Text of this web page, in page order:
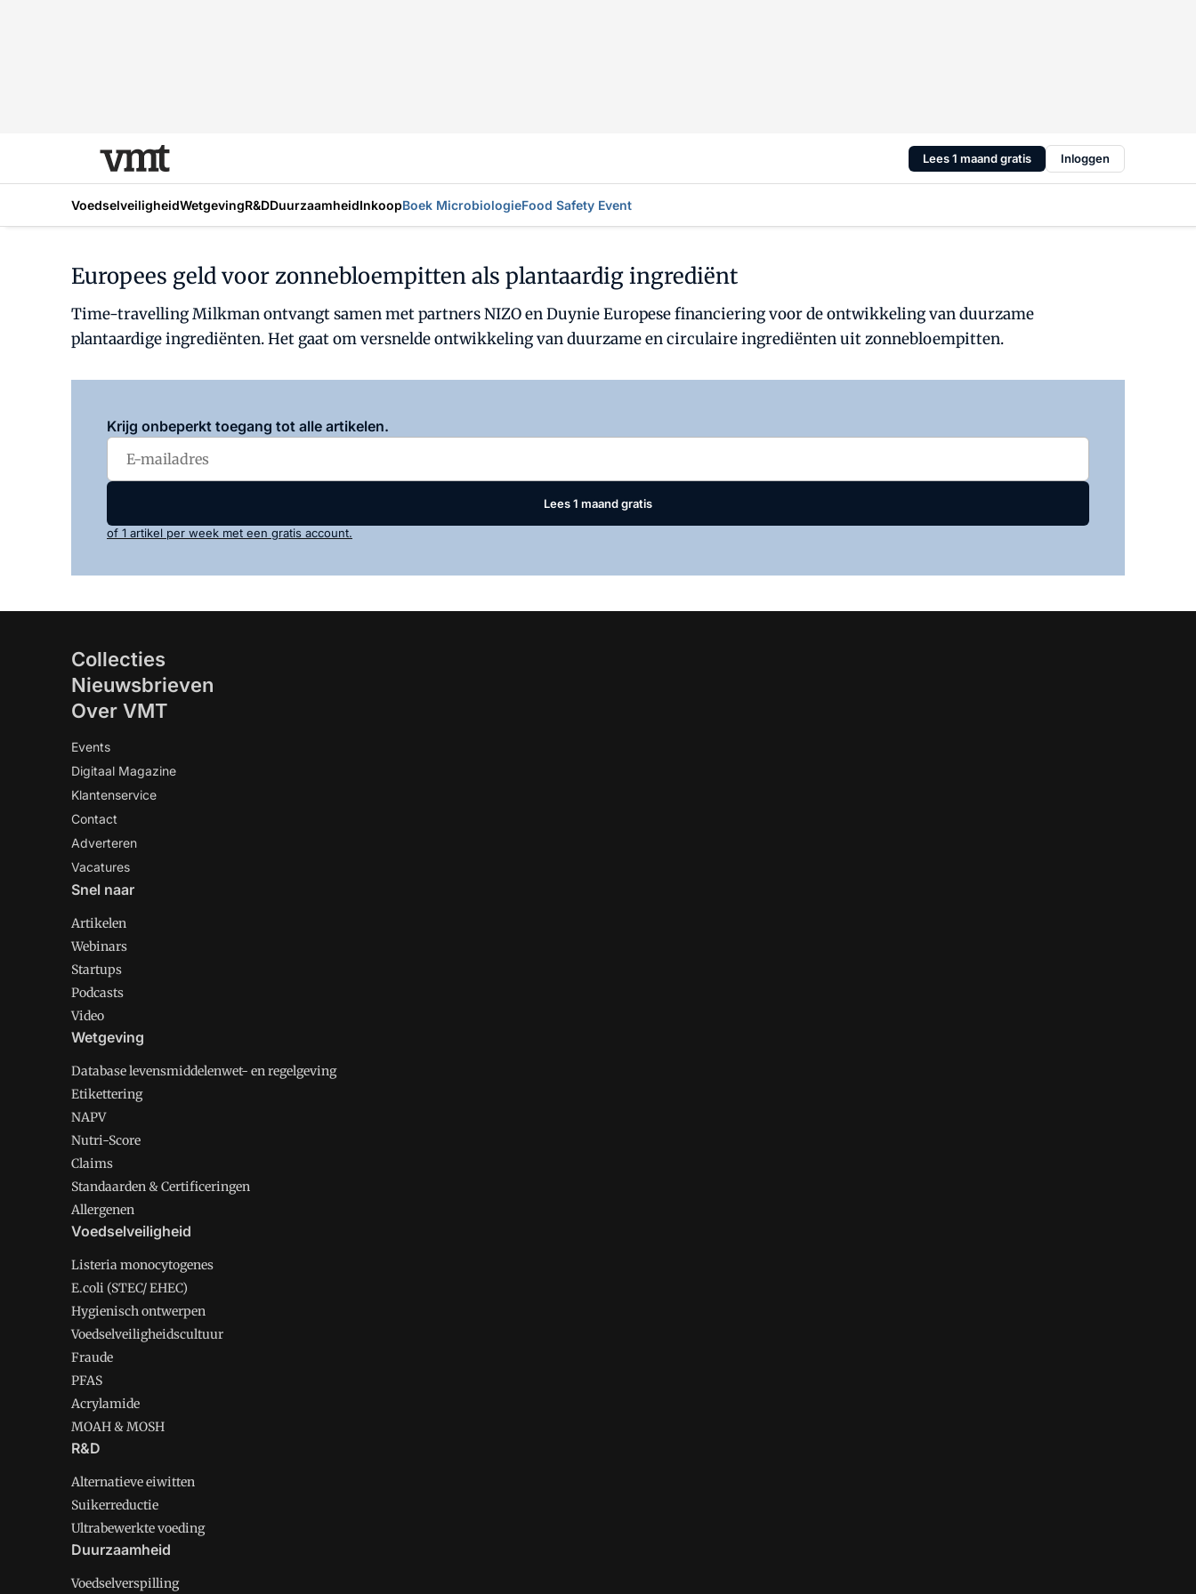
Lees 1 maand gratis Inloggen
VoedselveiligheidWetgevingR&DDuurzaamheidInkoopBoek MicrobiologieFood Safety Event
Europees geld voor zonnebloempitten als plantaardig ingrediënt
Time-travelling Milkman ontvangt samen met partners NIZO en Duynie Europese financiering voor de ontwikkeling van duurzame
plantaardige ingrediënten. Het gaat om versnelde ontwikkeling van duurzame en circulaire ingrediënten uit zonnebloempitten.
Krijg onbeperkt toegang tot alle artikelen.
Lees 1 maand gratis
of 1 artikel per week met een gratis account.
Collecties
Nieuwsbrieven
Over VMT
Events
Digitaal Magazine
Klantenservice
Contact
Adverteren
Vacatures
Snel naar
Artikelen
Webinars
Startups
Podcasts
Video
Wetgeving
Database levensmiddelenwet- en regelgeving
Etikettering
NAPV
Nutri-Score
Claims
Standaarden & Certificeringen
Allergenen
Voedselveiligheid
Listeria monocytogenes
E.coli (STEC/ EHEC)
Hygienisch ontwerpen
Voedselveiligheidscultuur
Fraude
PFAS
Acrylamide
MOAH & MOSH
R&D
Alternatieve eiwitten
Suikerreductie
Ultrabewerkte voeding
Duurzaamheid
Voedselverspilling